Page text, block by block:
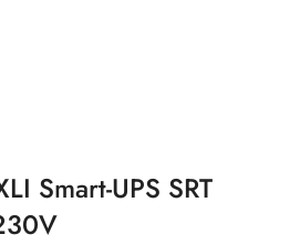
Smart-UPS SRT